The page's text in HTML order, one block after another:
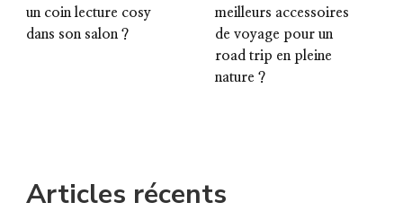
un coin lecture cosy
dans son salon ?
meilleurs accessoires
de voyage pour un
road trip en pleine
nature ?
Articles récents